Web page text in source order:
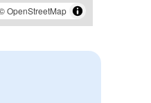
OpenStreetMap